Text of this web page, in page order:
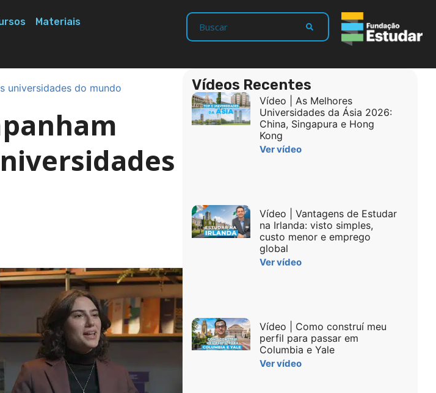
Materiais
universidades do mundo Vídeos Recentes
Vídeo | As Melhores
Universidades da Ásia 2026:
China, Singapura e Hong
Kong
Ver vídeo
Vídeo | Vantagens de Estudar
na Irlanda: visto simples,
custo menor e emprego
global
Ver vídeo
Vídeo | Como construí meu
perfil para passar em
Columbia e Yale
Ver vídeo